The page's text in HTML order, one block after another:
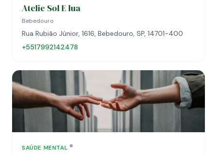
Atelie Sol E lua
Bebedouro
Rua Rubião Júnior, 1616, Bebedouro, SP, 14701-400
+5517992142478
SAÚDE MENTAL